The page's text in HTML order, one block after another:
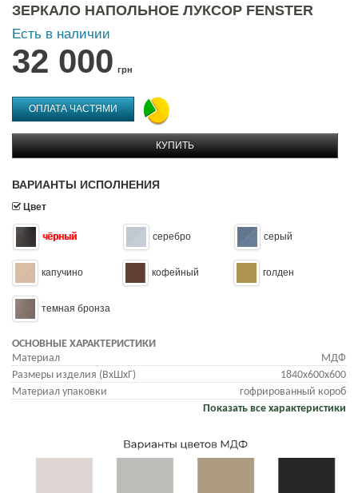
ЗЕРКАЛО НАПОЛЬНОЕ ЛУКСОР FENSTER
Есть в наличии
32 000 грн
ОПЛАТА ЧАСТЯМИ
КУПИТЬ
ВАРИАНТЫ ИСПОЛНЕНИЯ
Цвет
чёрный серебро серый
капучино кофейный голден
темная бронза
ОСНОВНЫЕ ХАРАКТЕРИСТИКИ
Материал
МДФ
Размеры изделия (ВхШхГ)
1840х600х600
Материал упаковки
гофрированный короб
Показать все характеристики